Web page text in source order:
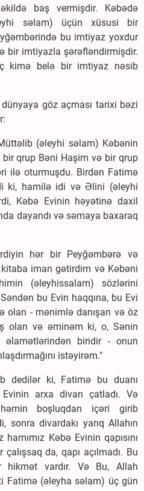
baş vermişdir. Kəbədə
səlam) üçün xüsusi bir
bu imtiyaz yoxdur
bir imtiyazla şərəfləndirmişdir.
kimə belə bir imtiyaz nəsib
göz açması tarixi bəzi
(əleyhi səlam) Kəbənin
bir qrup Bəni Haşim və bir qrup
ilə oturmuşdu. Birdən Fatimə
ki, hamilə idi və Əlini (əleyhi
Kəbə Evinin həyətinə daxil
dayandı və səmaya baxaraq
hər bir Peyğəmbərə və
iman gətirdim və Kəbəni
(əleyhissalam) sözlərini
bu Evin haqqına, bu Evi
olan - mənimlə danışan və öz
olan və əminəm ki, o, Sənin
əlamətlərindən biridir - onun
istəyirəm."
dedilər ki, Fatimə bu duanı
arxa divarı çatladı. Və
boşluqdan içəri girib
sonra divardakı yarıq Allahın
Kəbə Evinin qapısını
da, qapı açılmadı. Bu
vardır. Və Bu, Allah
Fatimə (əleyha səlam) üç gün